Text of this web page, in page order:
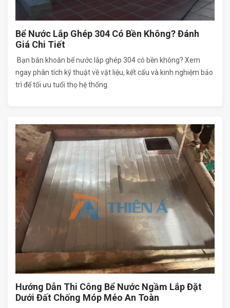
Bể Nước Lắp Ghép 304 Có Bền Không? Đánh
Giá Chi Tiết
Bạn băn khoăn bể nước lắp ghép 304 có bền không? Xem
ngay phân tích kỹ thuật về vật liệu, kết cấu và kinh nghiệm bảo
trì để tối ưu tuổi thọ hệ thống.
Hướng Dẫn Thi Công Bể Nước Ngầm Lắp Đặt
Dưới Đất Chống Móp Méo An Toàn